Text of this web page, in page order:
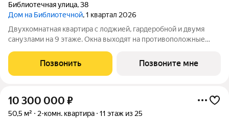
Библиотечная улица,38
Дом на Библиотечной, 1 квартал 2026
Двухкомнатная квартира с лоджией, гардеробной и двумя
санузлами на 9 этаже. Окна выходят на противоположные
Чистовая отделка под ключ. Дом в 15 минутах от центра
города. Рядом остановки
Позвонить Позвоните мне
10 300 000 ₽
50,5 м² 2-комн. квартира 11 этаж из 25